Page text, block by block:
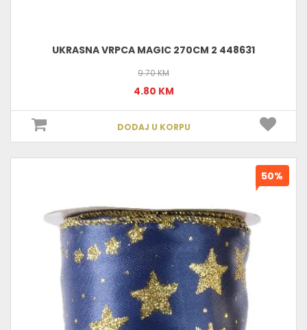
UKRASNA VRPCA MAGIC 270CM 2 448631
9.70 KM
4.80 KM
DODAJ U KORPU
50%